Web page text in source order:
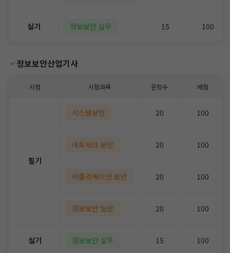
실기 정보보안 실무 15 100
정보보안산업기사
시험 시험과목 문항수 배점
필기
시스템보안 20 100
네트워크 보안 20 100
어플리케이션 보안 20 100
정보보안 일반 20 100
실기 정보보안 실무 15 100